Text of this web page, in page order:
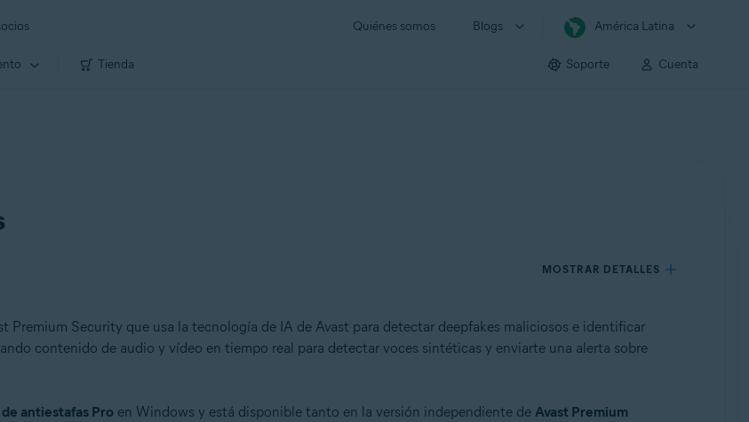
Quiénes somos Blogs América Latina
Tienda Soporte Cuenta
MOSTRAR DETALLES
Premium Security que usa la tecnología de IA de Avast para detectar deepfakes maliciosos e identificar
contenido de audio y vídeo en tiempo real para detectar voces sintéticas y enviarte una alerta sobre
antiestafas Pro en Windows y está disponible tanto en la versión independiente de Avast Premium